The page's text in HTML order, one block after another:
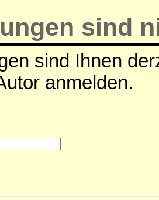
sind
sind Ihnen
anmelden.